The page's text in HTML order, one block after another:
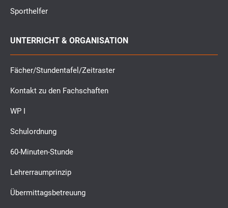
Sporthelfer
UNTERRICHT & ORGANISATION
Fächer/Stundentafel/Zeitraster
Kontakt zu den Fachschaften
WP I
Schulordnung
60-Minuten-Stunde
Lehrerraumprinzip
Übermittagsbetreuung